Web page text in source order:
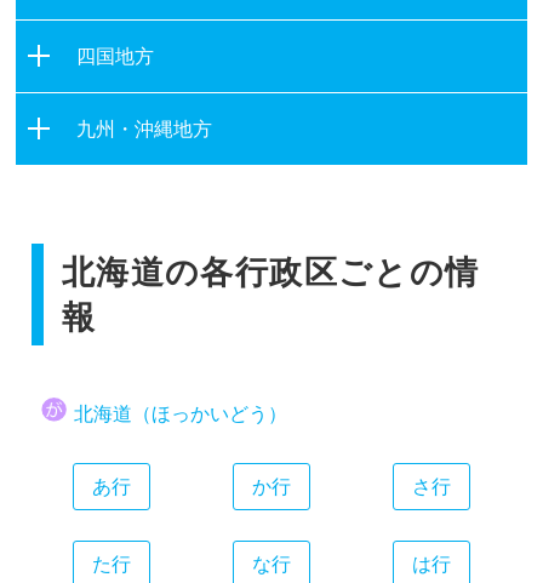
東京都
神奈川県
福井県
山梨県
長野県
岐阜県
三重県
大阪府
兵庫県
奈良県
和歌山県
岡山県
広島県
四国地方
九州・沖縄地方
長崎県
熊本県
鹿児島県
沖縄県
北海道の各行政区ごとの情
報
北海道（ほっかいどう）
あ行 か行 さ行
た行 な行 は行